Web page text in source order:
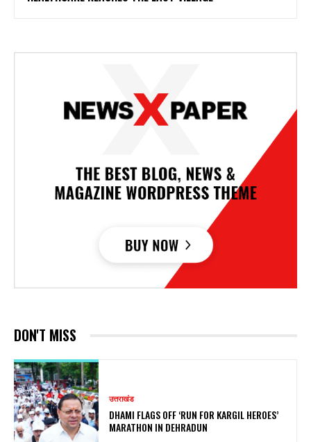
DON'T MISS
उत्तराखंड
DHAMI FLAGS OFF ‘RUN FOR KARGIL HEROES’
MARATHON IN DEHRADUN